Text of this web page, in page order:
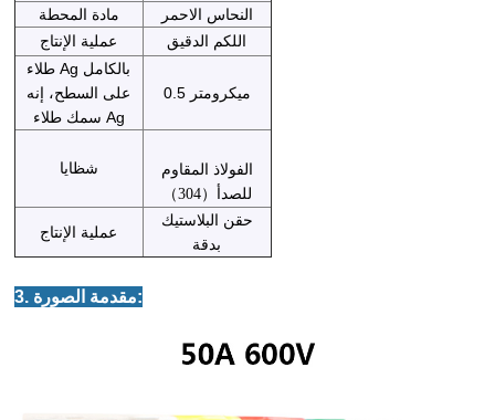
مادة المحطة
النحاس الاحمر
عملية الإنتاج
اللكم الدقيق
طلاء Ag بالكامل
على السطح، إنه
سمك طلاء Ag
0.5 ميكرومتر
شظايا
الفولاذ المقاوم
للصدأ （
304
）
عملية الإنتاج
حقن البلاستيك
بدقة
3. مقدمة الصورة: